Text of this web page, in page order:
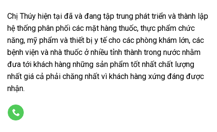
Chị Thúy hiện tại đã và đang tập trung phát triển và thành lập
hệ thống phân phối các mặt hàng thuốc, thực phẩm chức
năng, mỹ phẩm và thiết bị y tế cho các phòng khám lớn, các
bệnh viện và nhà thuốc ở nhiều tỉnh thành trong nước nhằm
đưa tới khách hàng những sản phẩm tốt nhất chất lượng
nhất giá cả phải chăng nhất vì khách hàng xứng đáng được
nhận.